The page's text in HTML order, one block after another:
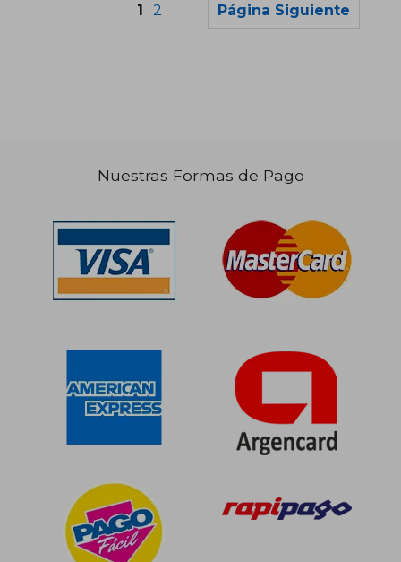
1 2 Página Siguiente
Nuestras Formas de Pago